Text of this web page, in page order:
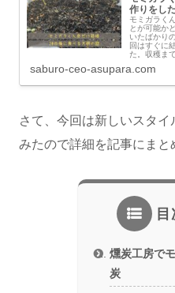
作りをし
モミガラく
とが可能か
いたばかり
回はすぐに
た。収穫ま
saburo-ceo-asupara.com
さて、今回は新しいスタ
みたので詳細を記事にまと
目
燻炭工房で
炭